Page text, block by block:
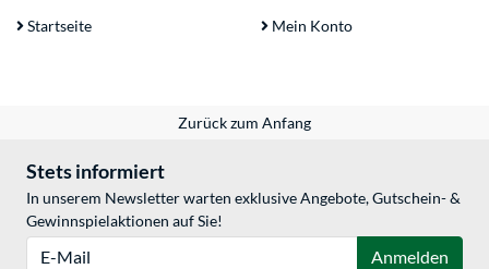
Startseite Mein Konto
Zurück zum Anfang
Stets informiert
In unserem Newsletter warten exklusive Angebote, Gutschein- &
Gewinnspielaktionen auf Sie!
Anmelden